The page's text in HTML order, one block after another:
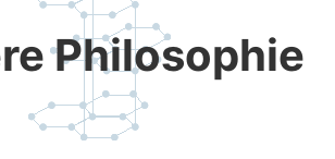
Philosophie